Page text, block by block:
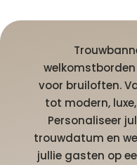
voor bruiloften.
tot modern,
Personaliseer
trouwdatum en
jullie gasten op